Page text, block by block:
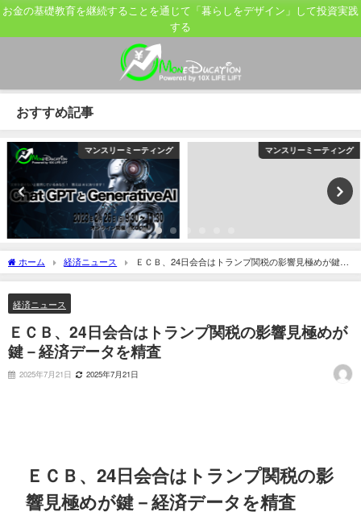
お金の基礎教育を継続することを通じて「暮らしをデザイン」して投資実践
する
おすすめ記事
マンスリーミーティング マンスリーミーティング
ホーム 経済ニュース
ＥＣＢ、24日会合はトランプ関税の影響見極めが鍵－
経済データを精査
経済ニュース
ＥＣＢ、24日会合はトランプ関税の影響見極めが
鍵－経済データを精査
2025年7月21日 2025年7月21日
ＥＣＢ、24日会合はトランプ関税の影
響見極めが鍵－経済データを精査